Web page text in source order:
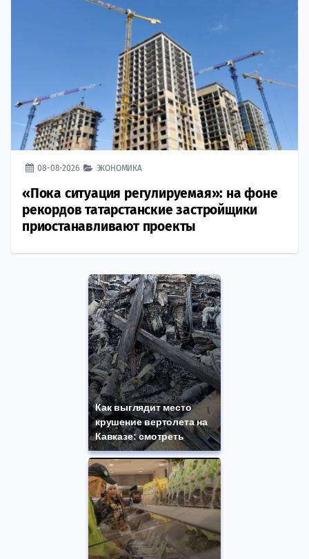
08-08-2026 ЭКОНОМИКА
«Пока ситуация регулируемая»: на фоне
рекордов татарстанские застройщики
приостанавливают проекты
Как выглядит место
крушение вертолета на
Кавказе: смотреть